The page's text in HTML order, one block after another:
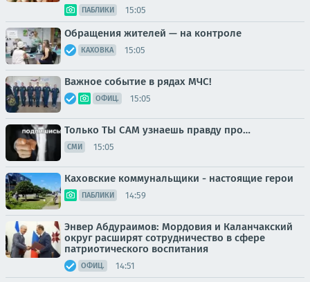
ПАБЛИКИ 15:05
Обращения жителей — на контроле
КАХОВКА 15:05
Важное событие в рядах МЧС!
ОФИЦ. 15:05
Только ТЫ САМ узнаешь правду про…
СМИ 15:05
Каховские коммунальщики - настоящие герои
ПАБЛИКИ 14:59
Энвер Абдураимов: Мордовия и Каланчакский
округ расширят сотрудничество в сфере
патриотического воспитания
ОФИЦ. 14:51